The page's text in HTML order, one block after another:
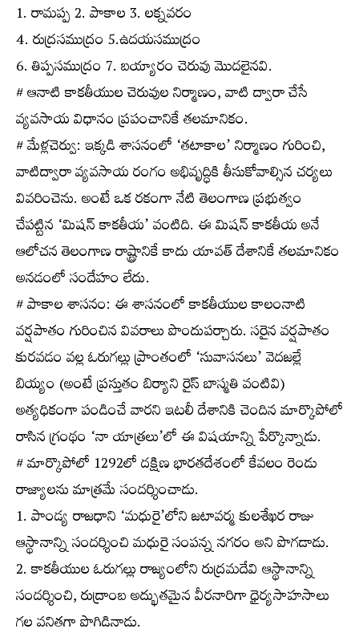
1. రామప్ప 2. పాకాల 3. లక్నవరం
4. రుద్రసముద్రం 5.ఉదయసముద్రం
6. తిప్పసముద్రం 7. బయ్యారం చెరువు మొదలైనవి.
# ఆనాటి కాకతీయుల చెరువుల నిర్మాణం, వాటి ద్వారా చేసే
వ్యవసాయ విధానం ప్రపంచానికే తలమానికం.
# మేళ్లచెర్వు: ఇక్కడి శాసనంలో ‘తటాకాల’ నిర్మాణం గురించి,
వాటిద్వారా వ్యవసాయ రంగం అభివృద్ధికి తీసుకోవాల్సిన చర్యలు
వివరించెను. అంటే ఒక రకంగా నేటి తెలంగాణ ప్రభుత్వం
చేపట్టిన ‘మిషన్‌ కాకతీయ’ వంటిది. ఈ మిషన్‌ కాకతీయ అనే
ఆలోచన తెలంగాణ రాష్ట్రానికే కాదు యావత్‌ దేశానికే తలమానికం
అనడంలో సందేహం లేదు.
# పాకాల శాసనం: ఈ శాసనంలో కాకతీయుల కాలంనాటి
వర్షపాతం గురించిన వివరాలు పొందుపర్చారు. సరైన వర్షపాతం
కురవడం వల్ల ఓరుగల్లు ప్రాంతంలో ‘సువాసనలు’ వెదజల్లే
బియ్యం (అంటే ప్రస్తుతం బిర్యాని రైస్ బాస్మతి వంటివి)
అత్యధికంగా పండించే వారని ఇటలీ దేశానికి చెందిన మార్కొపోలో
రాసిన గ్రంథం ‘నా యాత్రలు’లో ఈ విషయాన్ని పేర్కొన్నాడు.
# మార్కొపోలో 1292లో దక్షిణ భారతదేశంలో కేవలం రెండు
రాజ్యాలను మాత్రమే సందర్శించాడు.
1. పాండ్య రాజధాని ‘మధురై’లోని జటావర్మ కులశేఖర రాజు
ఆస్థానాన్ని సందర్శించి మధురై సంపన్న నగరం అని పొగడాడు.
2. కాకతీయుల ఓరుగల్లు రాజ్యంలోని రుద్రమదేవి ఆస్థానాన్ని
సందర్శించి, రుద్రాంబ అద్భుతమైన వీరనారిగా ధైర్యసాహసాలు
గల వనితగా పొగిడినాడు.